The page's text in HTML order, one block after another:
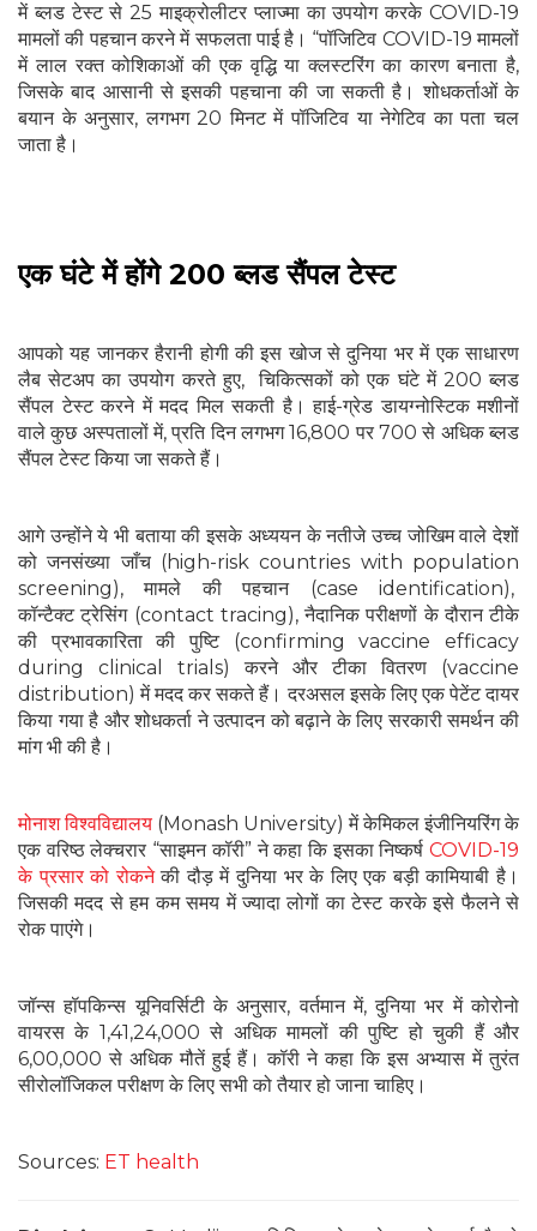
में ब्लड टेस्ट से 25 माइक्रोलीटर प्लाज्मा का उपयोग करके COVID-19
मामलों की पहचान करने में सफलता पाई है। “पॉजिटिव COVID-19 मामलों
में लाल रक्त कोशिकाओं की एक वृद्धि या क्लस्टरिंग का कारण बनाता है,
जिसके बाद आसानी से इसकी पहचाना की जा सकती है। शोधकर्ताओं के
बयान के अनुसार, लगभग 20 मिनट में पॉजिटिव या नेगेटिव का पता चल
जाता है।
एक घंटे में होंगे 200 ब्लड सैंपल टेस्ट
आपको यह जानकर हैरानी होगी की इस खोज से दुनिया भर में एक साधारण
लैब सेटअप का उपयोग करते हुए, चिकित्सकों को एक घंटे में 200 ब्लड
सैंपल टेस्ट करने में मदद मिल सकती है। हाई-ग्रेड डायग्नोस्टिक मशीनों
वाले कुछ अस्पतालों में, प्रति दिन लगभग 16,800 पर 700 से अधिक ब्लड
सैंपल टेस्ट किया जा सकते हैं।
आगे उन्होंने ये भी बताया की इसके अध्ययन के नतीजे उच्च जोखिम वाले देशों
को जनसंख्या जाँच (high-risk countries with population
screening), मामले की पहचान (case identification),
कॉन्टैक्ट ट्रेसिंग (contact tracing), नैदानिक परीक्षणों के दौरान टीके
की प्रभावकारिता की पुष्टि (confirming vaccine efficacy
during clinical trials) करने और टीका वितरण (vaccine
distribution) में मदद कर सकते हैं। दरअसल इसके लिए एक पेटेंट दायर
किया गया है और शोधकर्ता ने उत्पादन को बढ़ाने के लिए सरकारी समर्थन की
मांग भी की है।
मोनाश विश्वविद्यालय (Monash University) में केमिकल इंजीनियरिंग के
एक वरिष्ठ लेक्चरार “साइमन कॉरी” ने कहा कि इसका निष्कर्ष COVID-19
के प्रसार को रोकनेकी दौड़ में दुनिया भर के लिए एक बड़ी कामियाबी है।
जिसकी मदद से हम कम समय में ज्यादा लोगों का टेस्ट करके इसे फैलने से
रोक पाएंगे।
जॉन्स हॉपकिन्स यूनिवर्सिटी के अनुसार, वर्तमान में, दुनिया भर में कोरोनो
वायरस के 1,41,24,000 से अधिक मामलों की पुष्टि हो चुकी हैं और
6,00,000 से अधिक मौतें हुई हैं। कॉरी ने कहा कि इस अभ्यास में तुरंत
सीरोलॉजिकल परीक्षण के लिए सभी को तैयार हो जाना चाहिए।
Sources: ET health